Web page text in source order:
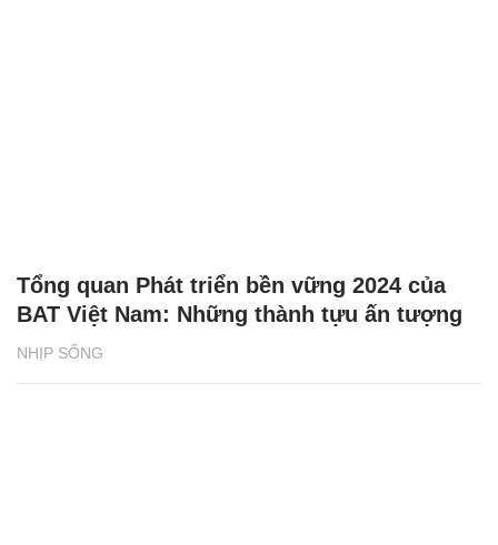
NHỊP SỐNG
Tổng quan Phát triển bền vững 2024 của
BAT Việt Nam: Những thành tựu ấn tượng